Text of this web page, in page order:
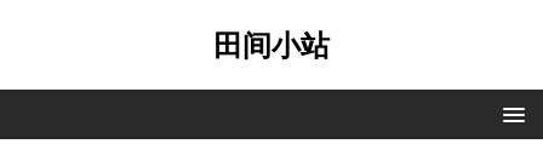
田间小站